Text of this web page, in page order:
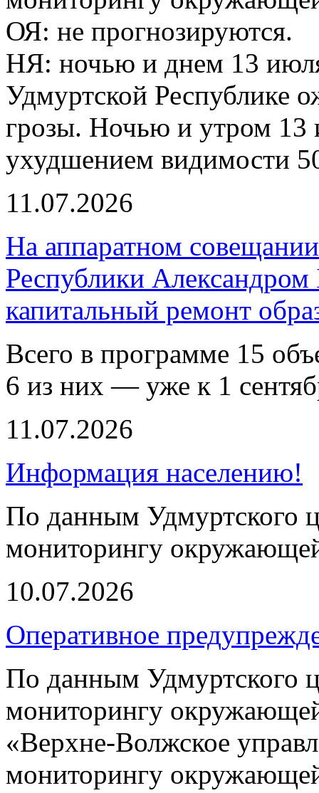
ОЯ: не прогнозируются.
НЯ: ночью и днем 13
Удмуртской Республике
грозы. Ночью и утром 13
ухудшением видимости
11.07.2026
На аппаратном
Республики
капитальный ремонт
Всего в программе 15
6 из них — уже к 1
11.07.2026
Информация населению!
По данным Удмуртского
мониторингу
10.07.2026
Оперативное
По данным Удмуртского
мониторингу
«Верхне-Волжское
мониторингу